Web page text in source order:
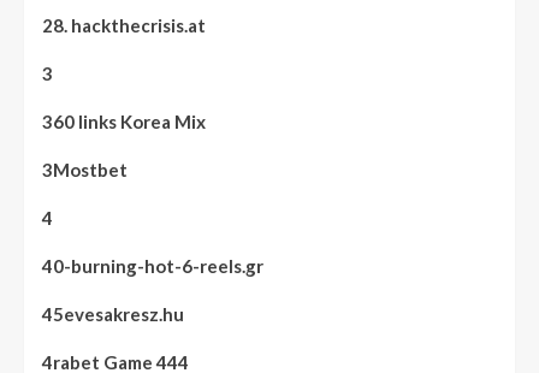
28. hackthecrisis.at
3
360 links Korea Mix
3Mostbet
4
40-burning-hot-6-reels.gr
45evesakresz.hu
4rabet Game 444